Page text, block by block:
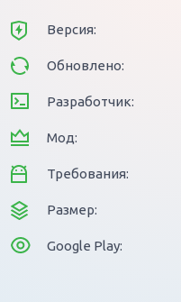
Версия:
Обновлено:
Разработчик:
Мод:
Требования:
Размер:
Google Play: